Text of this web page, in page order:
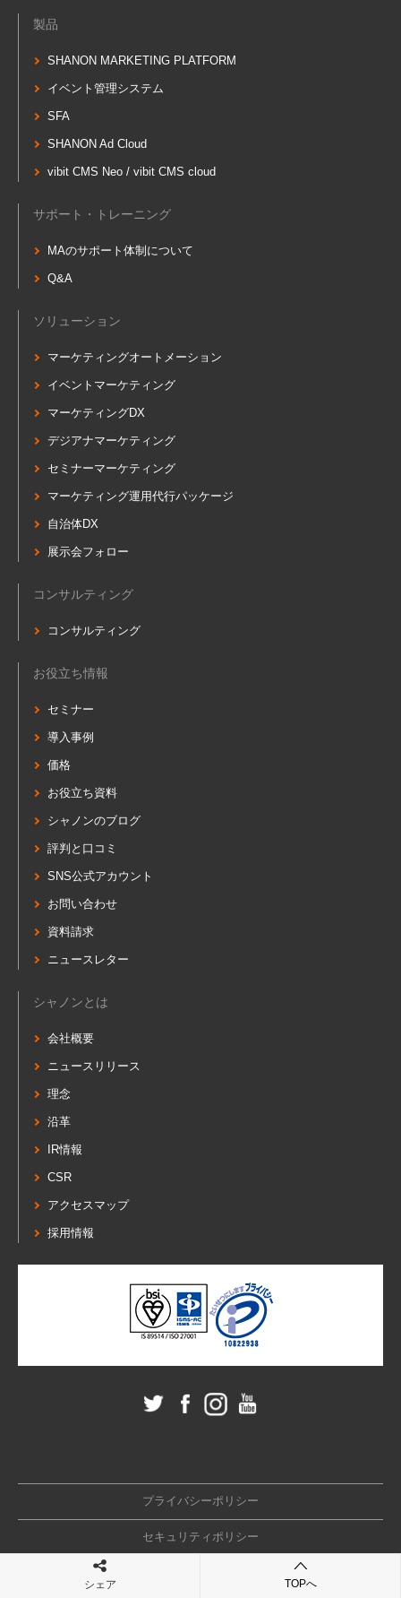
シェア TOPへ
製品
SHANON MARKETING PLATFORM
イベント管理システム
SFA
SHANON Ad Cloud
vibit CMS Neo / vibit CMS cloud
サポート・トレーニング
MAのサポート体制について
Q&A
ソリューション
マーケティングオートメーション
イベントマーケティング
マーケティングDX
デジアナマーケティング
セミナーマーケティング
マーケティング運用代行パッケージ
自治体DX
展示会フォロー
コンサルティング
コンサルティング
お役立ち情報
セミナー
導入事例
価格
お役立ち資料
シャノンのブログ
評判と口コミ
SNS公式アカウント
お問い合わせ
資料請求
ニュースレター
シャノンとは
会社概要
ニュースリリース
理念
沿革
IR情報
CSR
アクセスマップ
採用情報
プライバシーポリシー
セキュリティポリシー
Copyright© SHANON Inc. All rights reserved.